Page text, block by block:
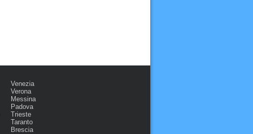
Venezia
Verona
Messina
Padova
Trieste
Taranto
Brescia